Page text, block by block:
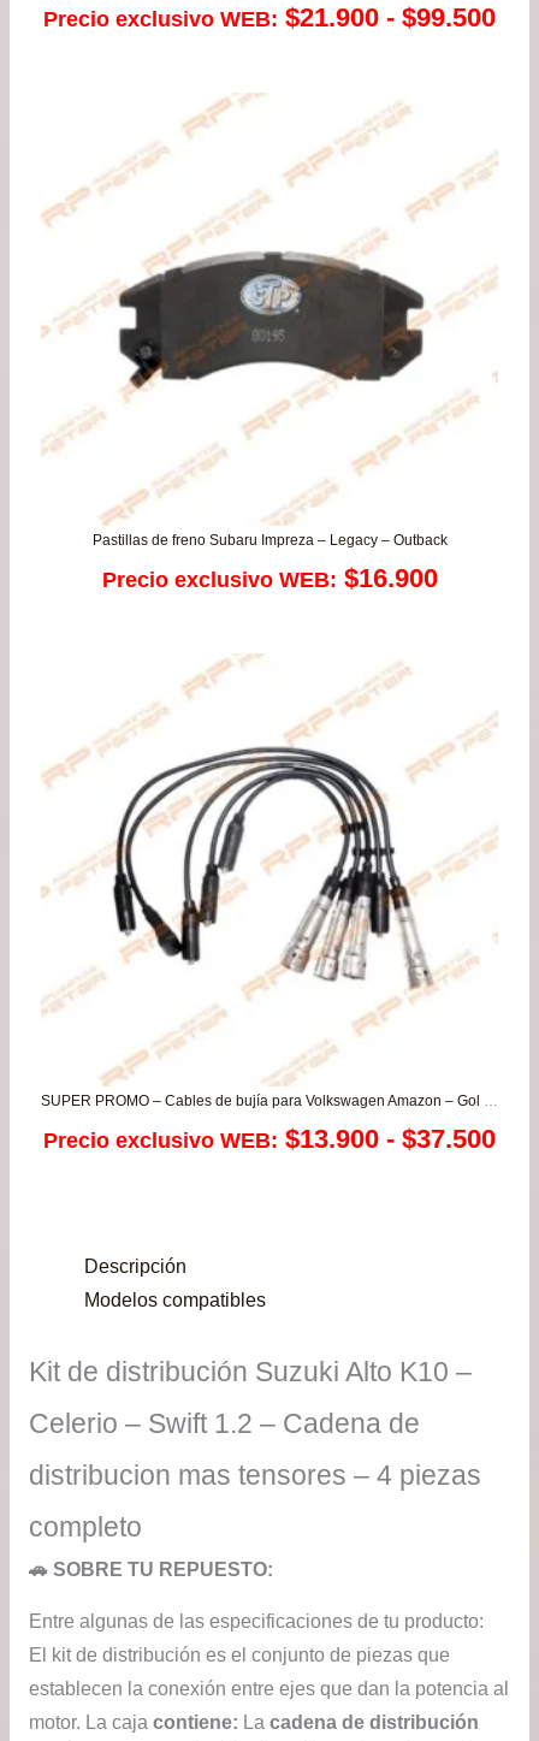
Precio exclusivo WEB: $21.900 - $99.500
Pastillas de freno Subaru Impreza – Legacy – Outback
Precio exclusivo WEB: $16.900
SUPER PROMO – Cables de bujía para Volkswagen Amazon – Gol G2 – G3 – Golf A3 Jetta – Parati – Santana – Saveiro
Precio exclusivo WEB: $13.900 - $37.500
Descripción
Modelos compatibles
Kit de distribución Suzuki Alto K10 –
Celerio – Swift 1.2 – Cadena de
distribucion mas tensores – 4 piezas
completo
🚗 SOBRE TU REPUESTO:
Entre algunas de las especificaciones de tu producto:
El kit de distribución es el conjunto de piezas que
establecen la conexión entre ejes que dan la potencia al
motor. La caja contiene: La cadena de distribución